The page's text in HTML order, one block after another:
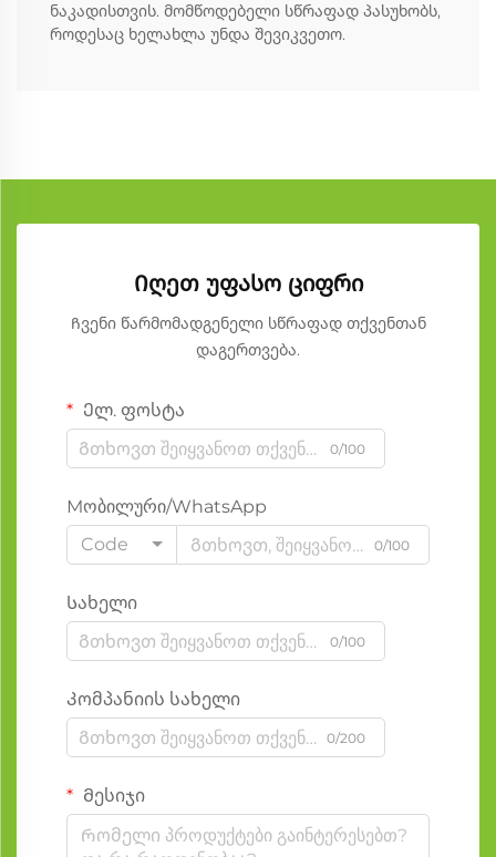
ნაკადისთვის. მომწოდებელი სწრაფად პასუხობს,
როდესაც ხელახლა უნდა შევიკვეთო.
Იღეთ უფასო ციფრი
Ჩვენი წარმომადგენელი სწრაფად თქვენთან
დაგერთვება.
Ელ. ფოსტა
0/100
Мობილური/WhatsApp
Code
0/100
Სახელი
0/100
Კომპანიის სახელი
0/200
Მესიჯი